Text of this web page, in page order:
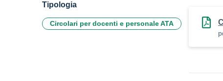
Tipologia
Circolari per docenti e personale ATA